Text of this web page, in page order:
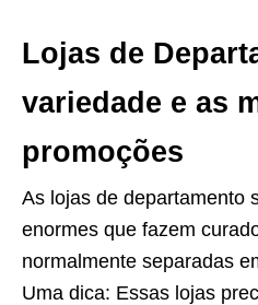
Lojas de
variedade e as
promoções
As lojas de departamento
enormes que fazem
normalmente separadas
Uma dica: Essas lojas